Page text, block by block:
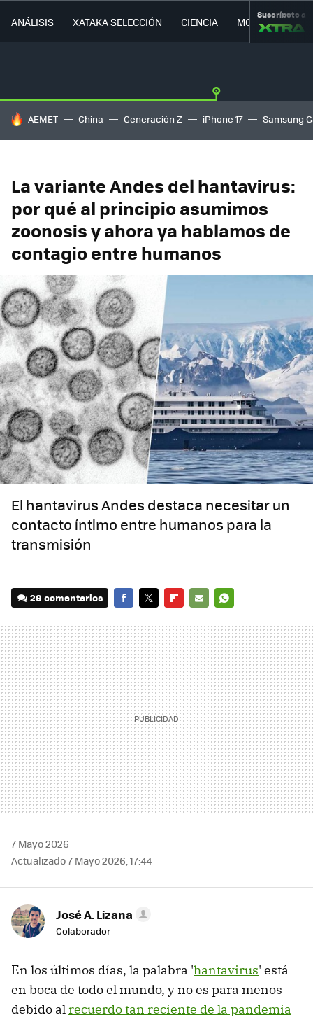
ANÁLISIS XATAKA SELECCIÓN CIENCIA MOVILIDAD
Suscríbete a
HOY SE HABLA DE
AEMET China Generación Z iPhone 17 Samsung
La variante Andes del hantavirus:
por qué al principio asumimos
zoonosis y ahora ya hablamos de
contagio entre humanos
El hantavirus Andes destaca necesitar un
contacto íntimo entre humanos para la
transmisión
29 comentarios
MAIL
7 Mayo 2026
Actualizado 7 Mayo 2026, 17:44
José A. Lizana
Colaborador
En los últimos días, la palabra 'hantavirus' está
en boca de todo el mundo, y no es para menos
debido alrecuerdo tan reciente de la pandemia